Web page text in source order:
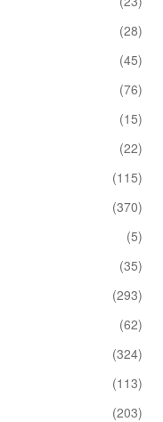
(28)
(45)
(76)
(15)
(22)
(115)
(370)
(5)
(35)
(293)
(62)
(324)
(113)
(203)